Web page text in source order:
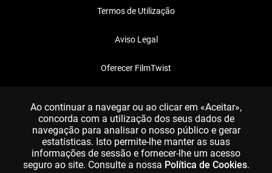
Termos de Utilização
Aviso Legal
Oferecer FilmTwist
Ao continuar a navegar ou ao clicar em «Aceitar»,
concorda com a utilização dos seus dados de
navegação para analisar o nosso público e gerar
estatísticas. Isto permite-lhe manter as suas
informações de sessão e fornecer-lhe um acesso
seguro ao site. Consulte a nossa Política de Cookies.